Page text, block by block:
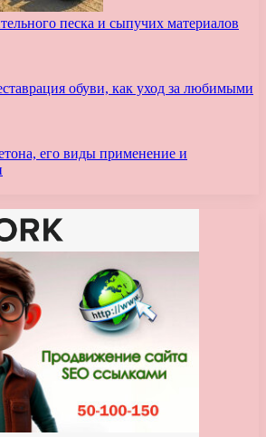
песка и сыпучих материалов
обуви, как уход за любимыми
его виды применение и